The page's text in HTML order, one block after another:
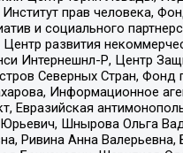
прав человека,
и социального
развития
Интернешнл-Р, Центр
Северных Стран, Фонд
Информационное
Евразийская
Шнырова Ольга
Ривина Анна Валерьевна,